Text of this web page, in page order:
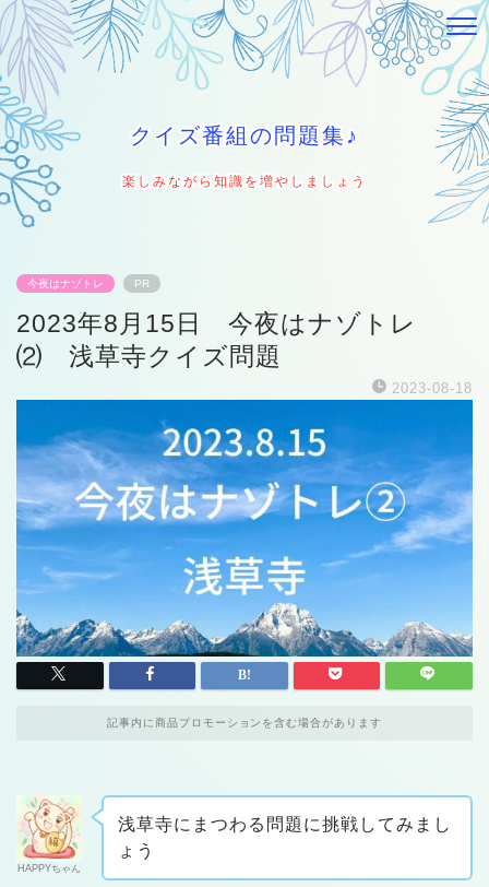
クイズ番組の問題集♪
楽しみながら知識を増やしましょう
今夜はナゾトレ PR
2023年8月15日 今夜はナゾトレ
⑵ 浅草寺クイズ問題
2023-08-18
記事内に商品プロモーションを含む場合があります
HAPPYちゃん
浅草寺にまつわる問題に挑戦してみまし
ょう